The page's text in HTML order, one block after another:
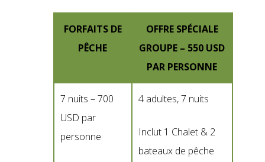
FORFAITS DE
PÊCHE
OFFRE SPÉCIALE
GROUPE – 550 USD
PAR PERSONNE
7 nuits – 700
USD par
personne
4 adultes, 7 nuits
Inclut 1 Chalet & 2
bateaux de pêche